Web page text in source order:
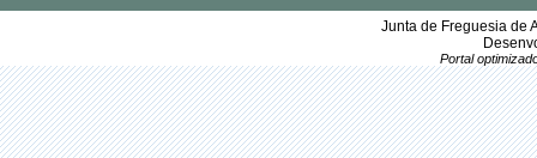
Junta de Freguesia de
Portal